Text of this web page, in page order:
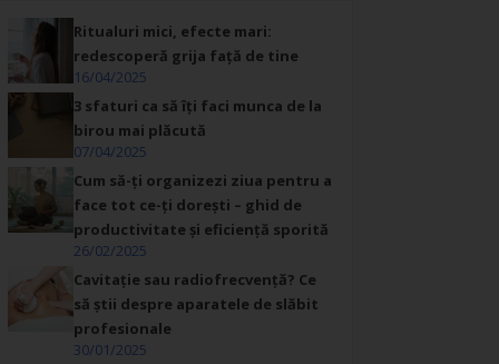
Ritualuri mici, efecte mari:
redescoperă grija față de tine
16/04/2025
3 sfaturi ca să îți faci munca de la
birou mai plăcută
07/04/2025
Cum să-ți organizezi ziua pentru a
face tot ce-ți dorești – ghid de
productivitate și eficiență sporită
26/02/2025
Cavitație sau radiofrecvență? Ce
să știi despre aparatele de slăbit
profesionale
30/01/2025